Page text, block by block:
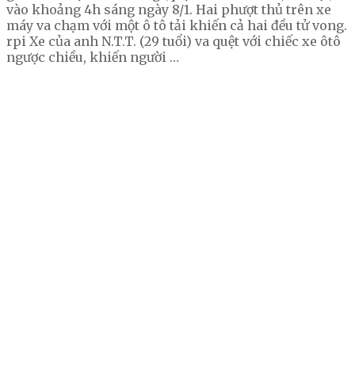
vào khoảng 4h sáng ngày 8/1. Hai phượt thủ trên xe
máy va chạm với một ô tô tải khiến cả hai đều tử vong.
rpi Xe của anh N.T.T. (29 tuổi) va quệt với chiếc xe ôtô
ngược chiều, khiến người …